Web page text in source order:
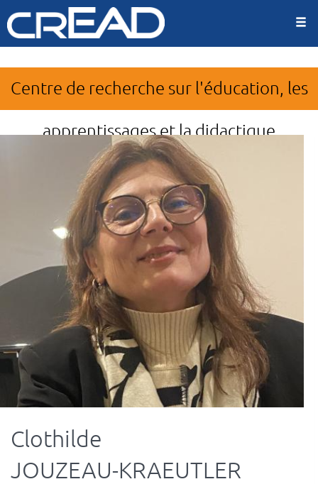
Panneau de gestion des cookies
au
contenu
Centre de recherche sur l'éducation, les
apprentissages et la didactique
Clothilde
JOUZEAU-KRAEUTLER